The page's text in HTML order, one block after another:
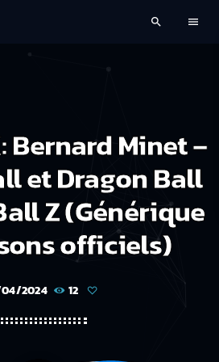
search menu
Bernard Minet –
et Dragon Ball
Z (Générique
officiels)
2024 12